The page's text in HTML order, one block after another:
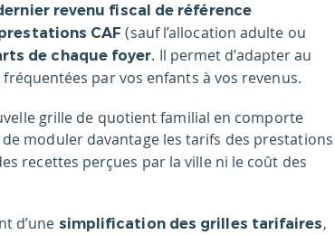
revenu fiscal de référence
CAF (sauf l’allocation adulte ou
de chaque foyer. Il permet d’adapter au
par vos enfants à vos revenus.
grille de quotient familial en comporte
moduler davantage les tarifs des prestations
recettes perçues par la ville ni le coût des
d’une simplification des grilles tarifaires,